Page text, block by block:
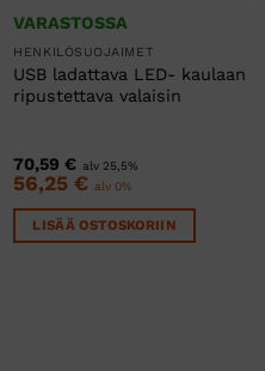
VARASTOSSA
HENKILÖSUOJAIMET
USB ladattava LED- kaulaan
ripustettava valaisin
70,59€ alv 25,5%
56,25€ alv 0%
LISÄÄ OSTOSKORIIN